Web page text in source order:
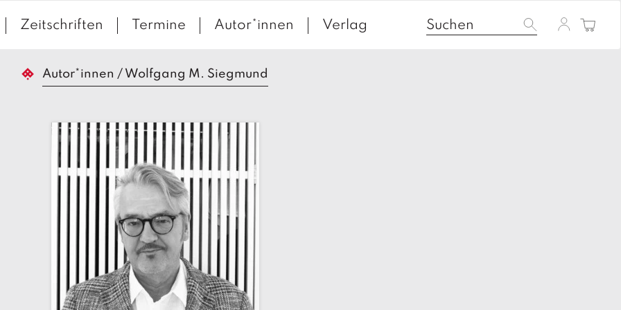
Zeitschriften Termine Autor*innen Verlag
Autor*innen / Wolfgang M. Siegmund